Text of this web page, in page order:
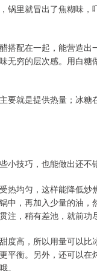
锅里就冒出了焦糊味
搭配在一起，能营造
无穷的层次感。用白
要就是提供热量；冰
技巧，也能做出还不
热均匀，这样能降低
，再加入少量的油，
，稍有差池，就前功
度高，所以用量可以
衡。另外，还可以
。